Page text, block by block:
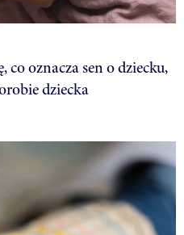
co oznacza sen o dziecku,
dziecka